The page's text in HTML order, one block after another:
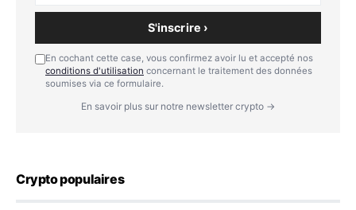
S'inscrire ›
En cochant cette case, vous confirmez avoir lu et accepté nos
conditions d'utilisation concernant le traitement des données
soumises via ce formulaire.
En savoir plus sur notre newsletter crypto →
Crypto populaires